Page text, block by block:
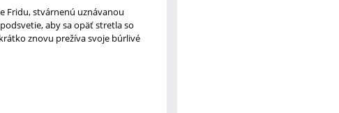
Fridu, stvárnenú uznávanou
aby sa opäť stretla so
znovu prežíva svoje búrlivé